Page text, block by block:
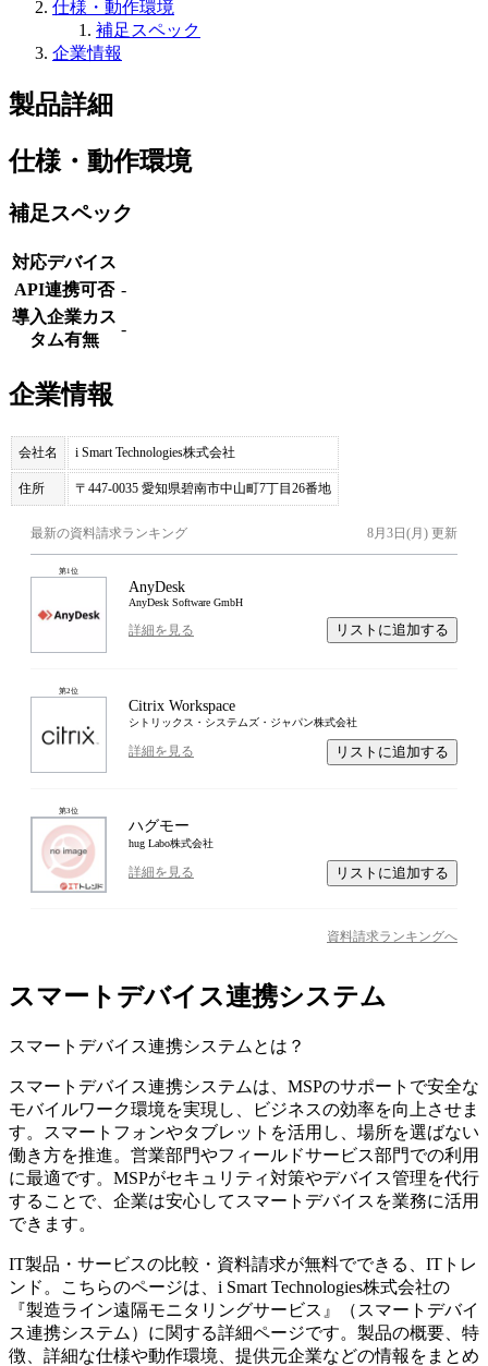
仕様・動作環境
補足スペック
企業情報
製品詳細
仕様・動作環境
補足スペック
対応デバイス
API連携可否 -
導入企業カス
タム有無
-
企業情報
会社名 i Smart Technologies株式会社
住所 〒447-0035 愛知県碧南市中山町7丁目26番地
最新の資料請求ランキング 8月3日(月) 更新
第1位
AnyDesk
AnyDesk Software GmbH
詳細を見る リストに追加する
第2位
Citrix Workspace
シトリックス・システムズ・ジャパン株式会社
詳細を見る リストに追加する
第3位
ハグモー
hug Labo株式会社
詳細を見る リストに追加する
資料請求ランキングへ
スマートデバイス連携システム
スマートデバイス連携システム とは？
スマートデバイス連携システムは、MSPのサポートで安全な
モバイルワーク環境を実現し、ビジネスの効率を向上させま
す。スマートフォンやタブレットを活用し、場所を選ばない
働き方を推進。営業部門やフィールドサービス部門での利用
に最適です。MSPがセキュリティ対策やデバイス管理を代行
することで、企業は安心してスマートデバイスを業務に活用
できます。
IT製品・サービスの比較・資料請求が無料でできる、ITトレ
ンド。こちらのページは、 i Smart Technologies株式会社の
『製造ライン遠隔モニタリングサービス 』（ スマートデバイ
ス連携システム ）に関する詳細ページです。製品の概要、特
徴、詳細な仕様や動作環境、提供元企業などの情報をまとめ